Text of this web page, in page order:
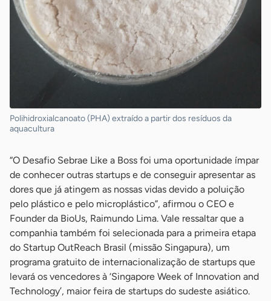
Polihidroxialcanoato (PHA) extraído a partir dos resíduos da
aquacultura
“O Desafio Sebrae Like a Boss foi uma oportunidade ímpar
de conhecer outras startups e de conseguir apresentar as
dores que já atingem as nossas vidas devido a poluição
pelo plástico e pelo microplástico”, afirmou o CEO e
Founder da BioUs, Raimundo Lima. Vale ressaltar que a
companhia também foi selecionada para a primeira etapa
do Startup OutReach Brasil (missão Singapura), um
programa gratuito de internacionalização de startups que
levará os vencedores à ‘Singapore Week of Innovation and
Technology’, maior feira de startups do sudeste asiático.